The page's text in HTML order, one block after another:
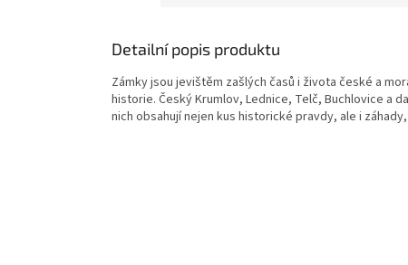
Detailní popis produktu
Zámky jsou jevištěm zašlých časů i života české a
historie. Český Krumlov, Lednice, Telč, Buchlovice a
nich obsahují nejen kus historické pravdy, ale i